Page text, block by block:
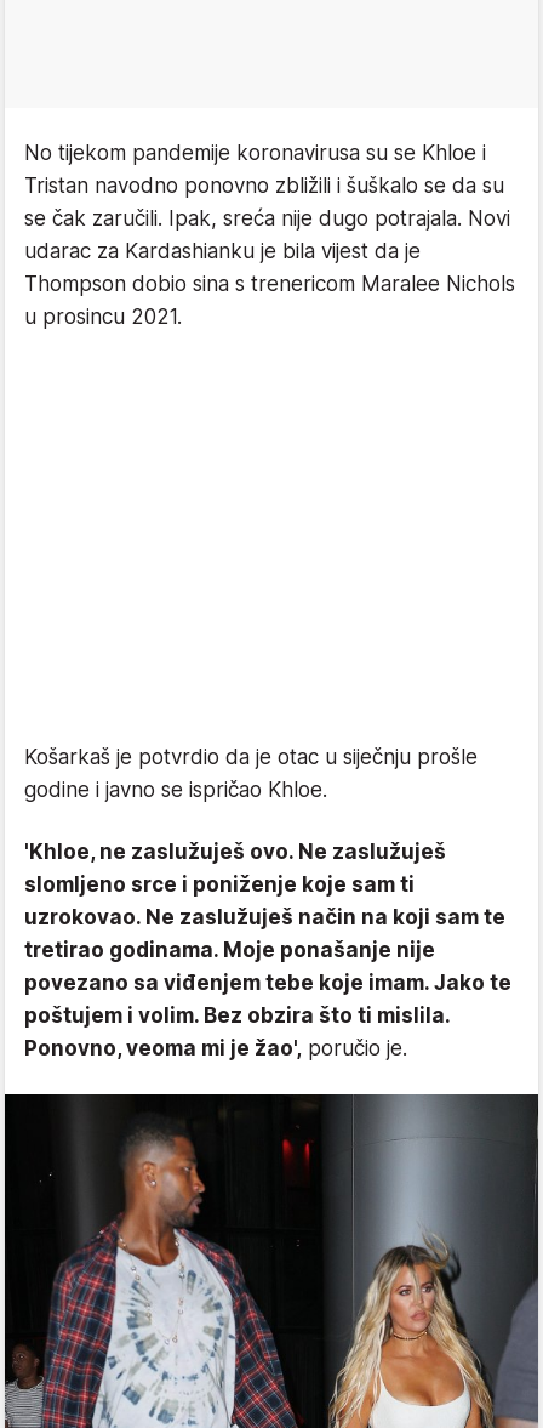
No tijekom pandemije koronavirusa su se Khloe i
Tristan navodno ponovno zbližili i šuškalo se da su
se čak zaručili. Ipak, sreća nije dugo potrajala. Novi
udarac za Kardashianku je bila vijest da je
Thompson dobio sina s trenericom Maralee Nichols
u prosincu 2021.
Košarkaš je potvrdio da je otac u siječnju prošle
godine i javno se ispričao Khloe.
'Khloe, ne zaslužuješ ovo. Ne zaslužuješ
slomljeno srce i poniženje koje sam ti
uzrokovao. Ne zaslužuješ način na koji sam te
tretirao godinama. Moje ponašanje nije
povezano sa viđenjem tebe koje imam. Jako te
poštujem i volim. Bez obzira što ti mislila.
Ponovno, veoma mi je žao', poručio je.